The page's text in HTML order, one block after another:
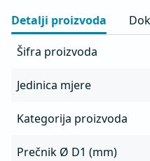
Detalji proizvoda
Šifra proizvoda
Jedinica mjere
Kategorija proizvoda
Prečnik Ø D1 (mm)